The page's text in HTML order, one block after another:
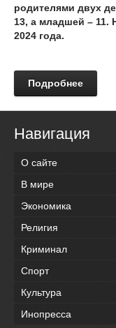
родителями двух
13, а младшей – 11.
2024 года.
Подробнее
Навигация
О сайте
В мире
Экономика
Религия
Криминал
Спорт
Культура
Инопресса